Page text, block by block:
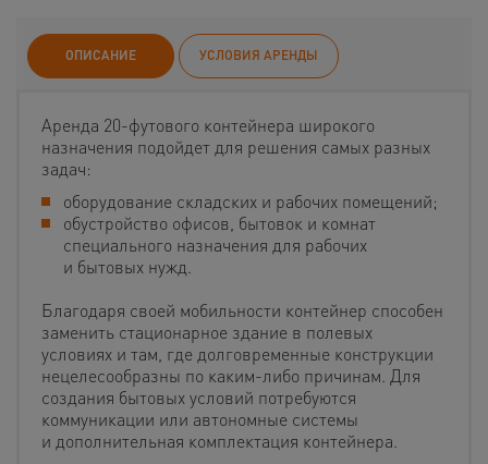
ОПИСАНИЕ УСЛОВИЯ АРЕНДЫ
Аренда 20-футового контейнера широкого
назначения подойдет для решения самых разных
задач:
оборудование складских и рабочих помещений;
обустройство офисов, бытовок и комнат
специального назначения для рабочих
и бытовых нужд.
Благодаря своей мобильности контейнер способен
заменить стационарное здание в полевых
условиях и там, где долговременные конструкции
нецелесообразны по каким-либо причинам. Для
создания бытовых условий потребуются
коммуникации или автономные системы
и дополнительная комплектация контейнера.